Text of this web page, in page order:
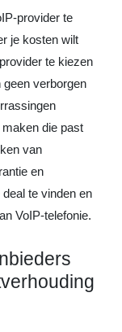
provider te
je kosten wilt
te kiezen
geen verborgen
die past
van
en
te vinden en
VoIP-telefonie.